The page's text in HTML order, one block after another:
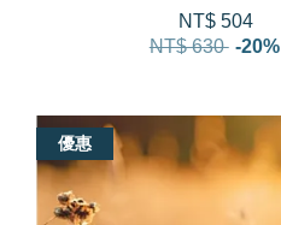
NT$ 504
NT$ 630 -20%
優惠